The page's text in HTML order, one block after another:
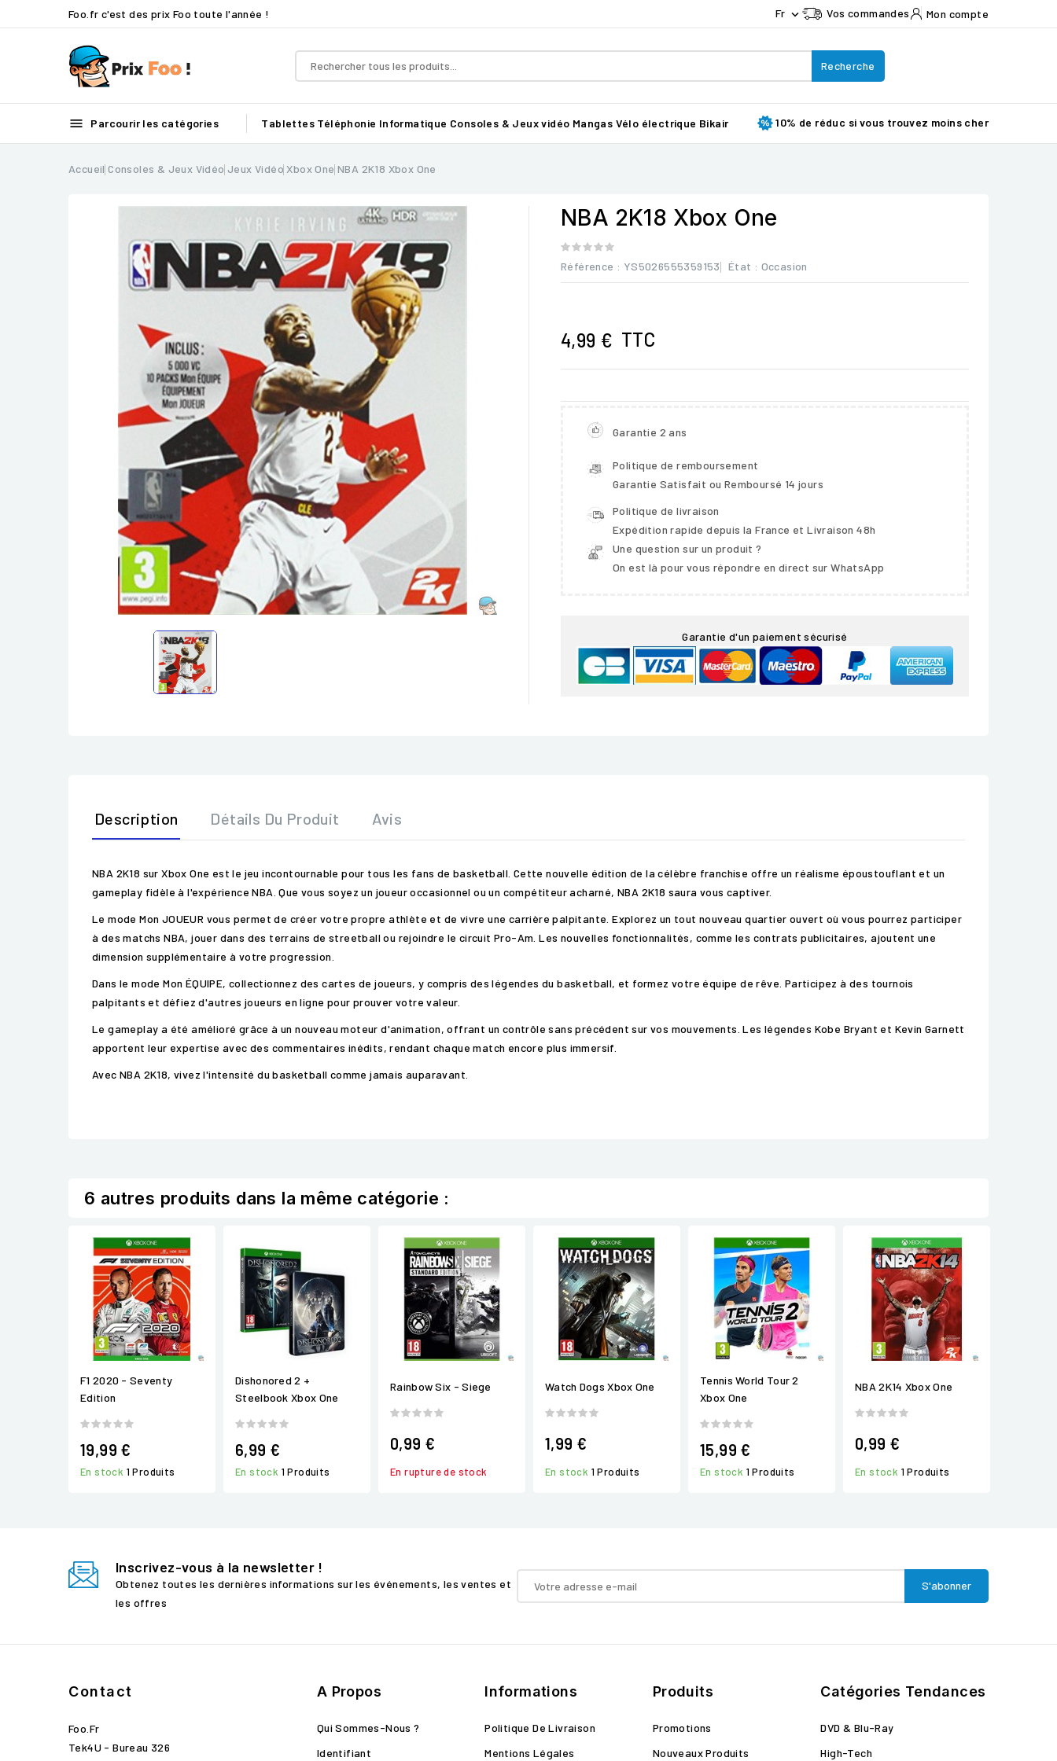
Foo.fr c'est des prix Foo toute l'année ! Fr  Vos commandes Mon compte
Recherche
 Parcourir les catégories Tablettes Téléphonie Informatique Consoles & Jeux vidéo Mangas Vélo électrique Bikair 10% de réduc si vous trouvez moins cher
Accueil Consoles & Jeux Vidéo Jeux Vidéo Xbox One NBA 2K18 Xbox One

NBA 2K18 Xbox One
Référence : YS5026555359153 État : Occasion
4,99 € TTC
Garantie 2 ans
Politique de remboursement
Garantie Satisfait ou Remboursé 14 jours
Politique de livraison
Expédition rapide depuis la France et Livraison 48h
Une question sur un produit ?
On est là pour vous répondre en direct sur WhatsApp
Garantie d'un paiement sécurisé
Description Détails Du Produit Avis
NBA 2K18 sur Xbox One est le jeu incontournable pour tous les fans de basketball. Cette nouvelle édition de la célèbre franchise offre un réalisme époustouflant et un
gameplay fidèle à l'expérience NBA. Que vous soyez un joueur occasionnel ou un compétiteur acharné, NBA 2K18 saura vous captiver.
Le mode Mon JOUEUR vous permet de créer votre propre athlète et de vivre une carrière palpitante. Explorez un tout nouveau quartier ouvert où vous pourrez participer
à des matchs NBA, jouer dans des terrains de streetball ou rejoindre le circuit Pro-Am. Les nouvelles fonctionnalités, comme les contrats publicitaires, ajoutent une
dimension supplémentaire à votre progression.
Dans le mode Mon ÉQUIPE, collectionnez des cartes de joueurs, y compris des légendes du basketball, et formez votre équipe de rêve. Participez à des tournois
palpitants et défiez d'autres joueurs en ligne pour prouver votre valeur.
Le gameplay a été amélioré grâce à un nouveau moteur d'animation, offrant un contrôle sans précédent sur vos mouvements. Les légendes Kobe Bryant et Kevin Garnett
apportent leur expertise avec des commentaires inédits, rendant chaque match encore plus immersif.
Avec NBA 2K18, vivez l'intensité du basketball comme jamais auparavant.
6 autres produits dans la même catégorie :
F1 2020 - Seventy
Edition
19,99 €
En stock 1 Produits
Dishonored 2 +
Steelbook Xbox One
6,99 €
En stock 1 Produits
Rainbow Six - Siege
0,99 €
En rupture de stock
Watch Dogs Xbox One
1,99 €
En stock 1 Produits
Tennis World Tour 2
Xbox One
15,99 €
En stock 1 Produits
NBA 2K14 Xbox One
0,99 €
En stock 1 Produits
Inscrivez-vous à la newsletter !
Obtenez toutes les dernières informations sur les événements, les ventes et
les offres
Contact
Foo.fr
Tek4U - Bureau 326
A Propos
Qui Sommes-Nous ?
Identifiant
Informations
Politique De Livraison
Mentions Légales
Produits
Promotions
Nouveaux Produits
Catégories Tendances
DVD & Blu-Ray
High-Tech